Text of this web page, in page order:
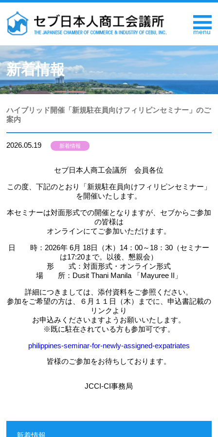
新着情報
ハイブリッド開催「新規駐在員向けフィリピンセミナー」のご
案内
2026.05.19 新着情報
セブ日本人商工会議所 会員各位
この度、下記のとおり「新規駐在員向けフィリピンセミナー」
を開催いたします。
本セミナーは対面形式での開催となりますが、セブからご参加
の皆様は
オンラインにてご参加いただけます。
日 時：2026年 6月 18日（木）14：00～18：30（セミナー
は17:20まで。以後、懇親会）
形 式：対面形式・オンライン形式
場 所：Dusit Thani Manila 「Mayuree II」
詳細につきましては、添付資料をご参照ください。
参加をご希望の方は、６月１１日（木）までに、申込書記載の
リンクより
お申込みくださいますようお願いいたします。
※既に駐在されている方も参加可です。
philippines-seminar-for-newly-assigned-expatriates
皆様のご参加をお待ちしております。
JCCI-CI事務局
新着情報